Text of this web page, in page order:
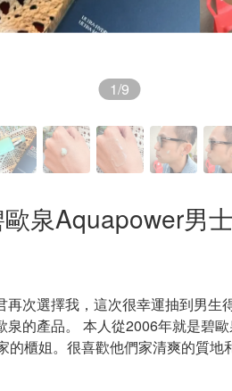
1/9
泉Aquapower男
再次選擇我，這次很幸運抽到男生
泉的產品。 本人從2006年就是碧
的櫃姐。很喜歡他們家清爽的質地